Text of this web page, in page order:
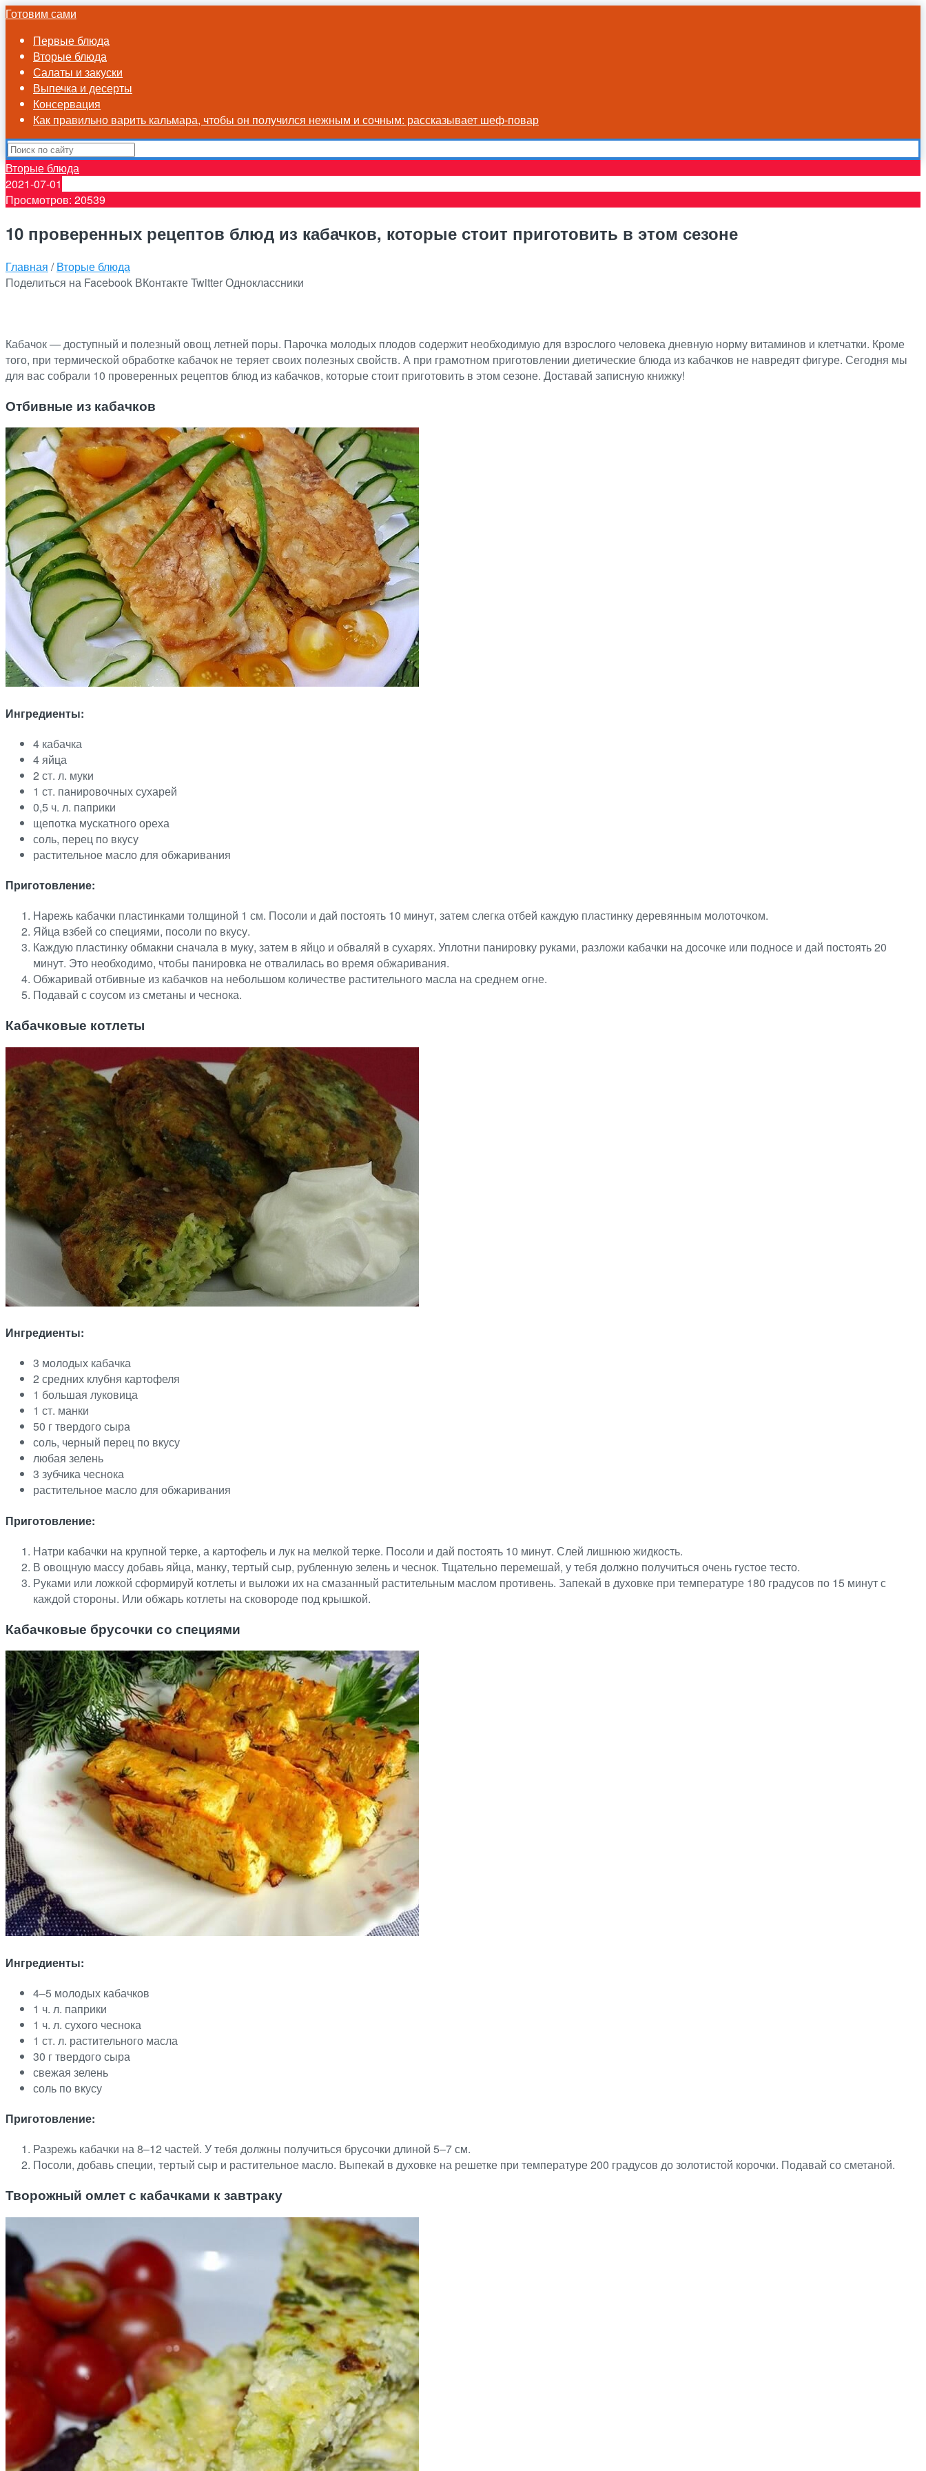
Готовим сами
Первые блюда
Вторые блюда
Салаты и закуски
Выпечка и десерты
Консервация
Как правильно варить кальмара, чтобы он получился нежным и сочным: рассказывает шеф-повар
Вторые блюда
2021-07-01
Просмотров: 20539
10 проверенных рецептов блюд из кабачков, которые стоит приготовить в этом сезоне
Главная /Вторые блюда
Поделиться на Facebook ВКонтактеTwitterОдноклассники
Кабачок — доступный и полезный овощ летней поры. Парочка молодых плодов содержит необходимую для взрослого человека дневную норму витаминов и клетчатки. Кроме
того, при термической обработке кабачок не теряет своих полезных свойств. А при грамотном приготовлении диетические блюда из кабачков не навредят фигуре. Сегодня мы
для вас собрали 10 проверенных рецептов блюд из кабачков, которые стоит приготовить в этом сезоне. Доставай записную книжку!
Отбивные из кабачков
Ингредиенты:
4 кабачка
4 яйца
2 ст. л. муки
1 ст. панировочных сухарей
0,5 ч. л. паприки
щепотка мускатного ореха
соль, перец по вкусу
растительное масло для обжаривания
Приготовление:
Нарежь кабачки пластинками толщиной 1 см. Посоли и дай постоять 10 минут, затем слегка отбей каждую пластинку деревянным молоточком.
Яйца взбей со специями, посоли по вкусу.
Каждую пластинку обмакни сначала в муку, затем в яйцо и обваляй в сухарях. Уплотни панировку руками, разложи кабачки на досочке или подносе и дай постоять 20
минут. Это необходимо, чтобы панировка не отвалилась во время обжаривания.
Обжаривай отбивные из кабачков на небольшом количестве растительного масла на среднем огне.
Подавай с соусом из сметаны и чеснока.
Кабачковые котлеты
Ингредиенты:
3 молодых кабачка
2 средних клубня картофеля
1 большая луковица
1 ст. манки
50 г твердого сыра
соль, черный перец по вкусу
любая зелень
3 зубчика чеснока
растительное масло для обжаривания
Приготовление:
Натри кабачки на крупной терке, а картофель и лук на мелкой терке. Посоли и дай постоять 10 минут. Слей лишнюю жидкость.
В овощную массу добавь яйца, манку, тертый сыр, рубленную зелень и чеснок. Тщательно перемешай, у тебя должно получиться очень густое тесто.
Руками или ложкой сформируй котлеты и выложи их на смазанный растительным маслом противень. Запекай в духовке при температуре 180 градусов по 15 минут с
каждой стороны. Или обжарь котлеты на сковороде под крышкой.
Кабачковые брусочки со специями
Ингредиенты:
4–5 молодых кабачков
1 ч. л. паприки
1 ч. л. сухого чеснока
1 ст. л. растительного масла
30 г твердого сыра
свежая зелень
соль по вкусу
Приготовление:
Разрежь кабачки на 8–12 частей. У тебя должны получиться брусочки длиной 5–7 см.
Посоли, добавь специи, тертый сыр и растительное масло. Выпекай в духовке на решетке при температуре 200 градусов до золотистой корочки. Подавай со сметаной.
Творожный омлет с кабачками к завтраку